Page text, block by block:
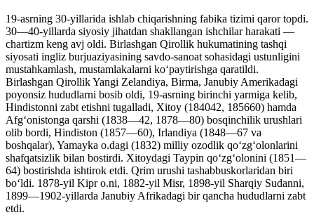
19-asrning 30-yillarida ishlab chiqarishning fabika tizimi qaror topdi.
30—40-yillarda siyosiy jihatdan shakllangan ishchilar harakati —
chartizm keng avj oldi. Birlashgan Qirollik hukumatining tashqi
siyosati ingliz burjuaziyasining savdo-sanoat sohasidagi ustunligini
mustahkamlash, mustamlakalarni koʻpaytirishga qaratildi.
Birlashgan Qirollik Yangi Zelandiya, Birma, Janubiy Amerikadagi
poyonsiz hududlarni bosib oldi, 19-asrning birinchi yarmiga kelib,
Hindistonni zabt etishni tugalladi, Xitoy (184042, 185660) hamda
Afgʻonistonga qarshi (1838—42, 1878—80) bosqinchilik urushlari
olib bordi, Hindiston (1857—60), Irlandiya (1848—67 va
boshqalar), Yamayka o.dagi (1832) milliy ozodlik qoʻzgʻolonlarini
shafqatsizlik bilan bostirdi. Xitoydagi Taypin qoʻzgʻolonini (1851—
64) bostirishda ishtirok etdi. Qrim urushi tashabbuskorlaridan biri
boʻldi. 1878-yil Kipr o.ni, 1882-yil Misr, 1898-yil Sharqiy Sudanni,
1899—1902-yillarda Janubiy Afrikadagi bir qancha hududlarni zabt
etdi.